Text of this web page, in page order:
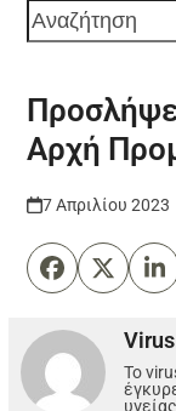
Αναζήτηση
Αρχή
7 Απριλίου 2023
Virus
Το